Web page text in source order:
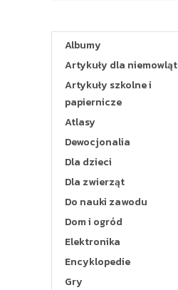
Albumy
Artykuły dla niemowląt
Artykuły szkolne i
papiernicze
Atlasy
Dewocjonalia
Dla dzieci
Dla zwierząt
Do nauki zawodu
Dom i ogród
Elektronika
Encyklopedie
Gry